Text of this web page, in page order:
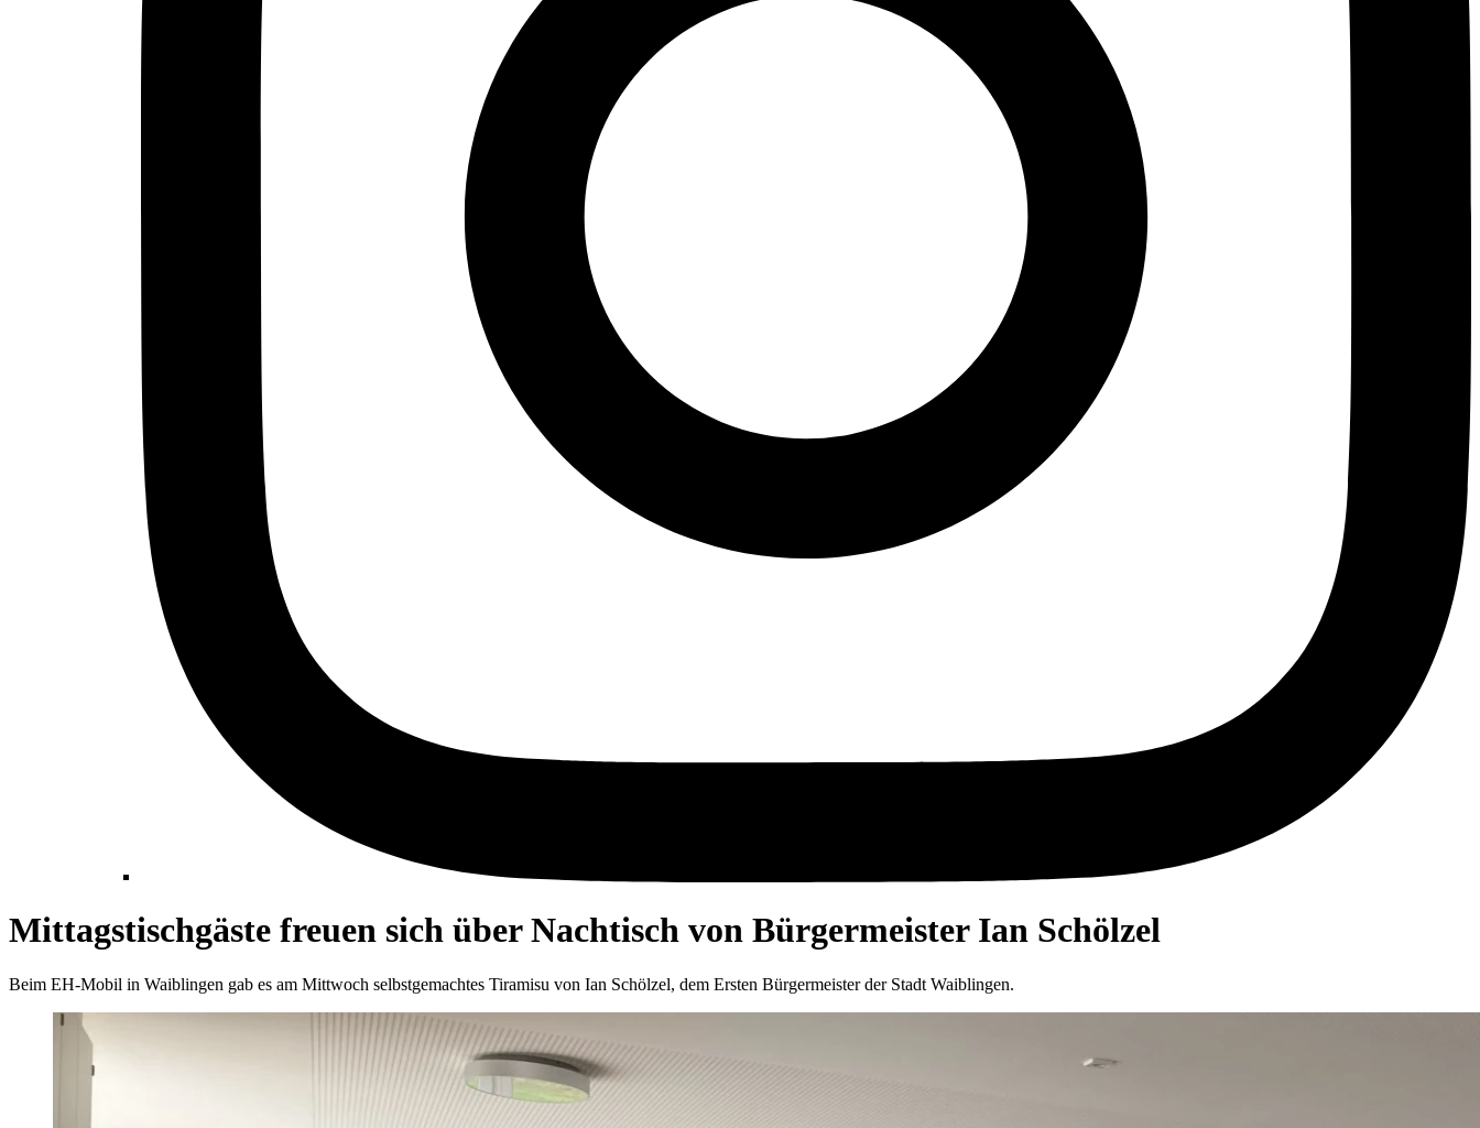
Mittagstischgäste freuen sich über Nachtisch von Bürgermeister Ian Schölzel
Beim EH-Mobil in Waiblingen gab es am Mittwoch selbstgemachtes Tiramisu von Ian Schölzel, dem Ersten Bürgermeister der Stadt Waiblingen.